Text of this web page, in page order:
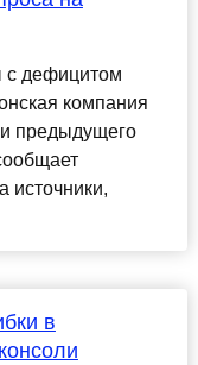
с дефицитом
компания
предыдущего
источники,
в